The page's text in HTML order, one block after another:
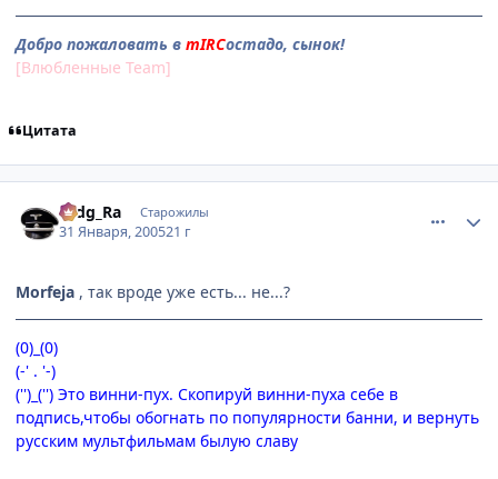
Добро пожаловать в mIRCостадо, сынок!
[Влюбленные Team]
Цитата
Hidg_Ra Старожилы
31 Января, 200521 г
Morfeja , так вроде уже есть... не...?
(0)_(0)
(-' . '-)
('')_('') Это винни-пух. Скопируй винни-пуха себе в
подпись,чтобы обогнать по популярности банни, и вернуть
русским мультфильмам былую славу